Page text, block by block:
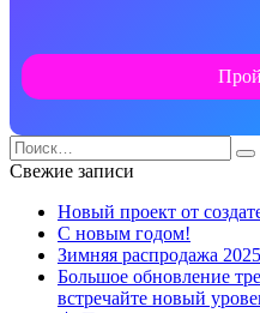
Search
for:
Свежие записи
Новый проект от
С новым годом!
Зимняя распродажа 2025
Большое обновление
встречайте новый